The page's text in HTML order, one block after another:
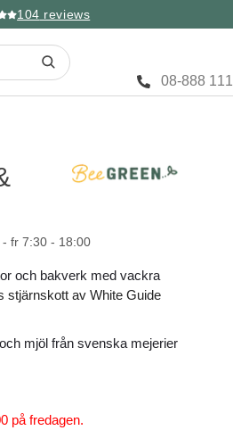
104 reviews
08-888 111
fr 7:30 - 18:00
och bakverk med vackra
stjärnskott av White Guide
mjöl från svenska mejerier
på fredagen.